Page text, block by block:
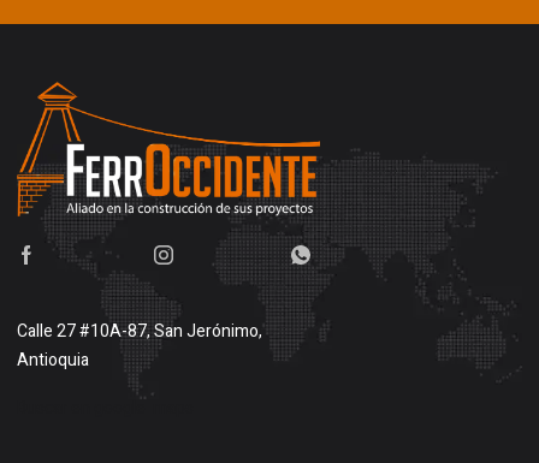
Calle 27 #10A-87, San Jerónimo,
Antioquia